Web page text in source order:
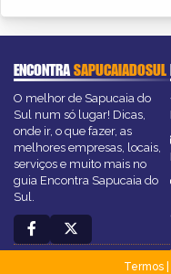
ENCONTRASAPUCAIADOSUL
O melhor de Sapucaia do
Sul num só lugar! Dicas,
onde ir, o que fazer, as
melhores empresas, locais,
serviços e muito mais no
guia Encontra Sapucaia do
Sul.
Termos|